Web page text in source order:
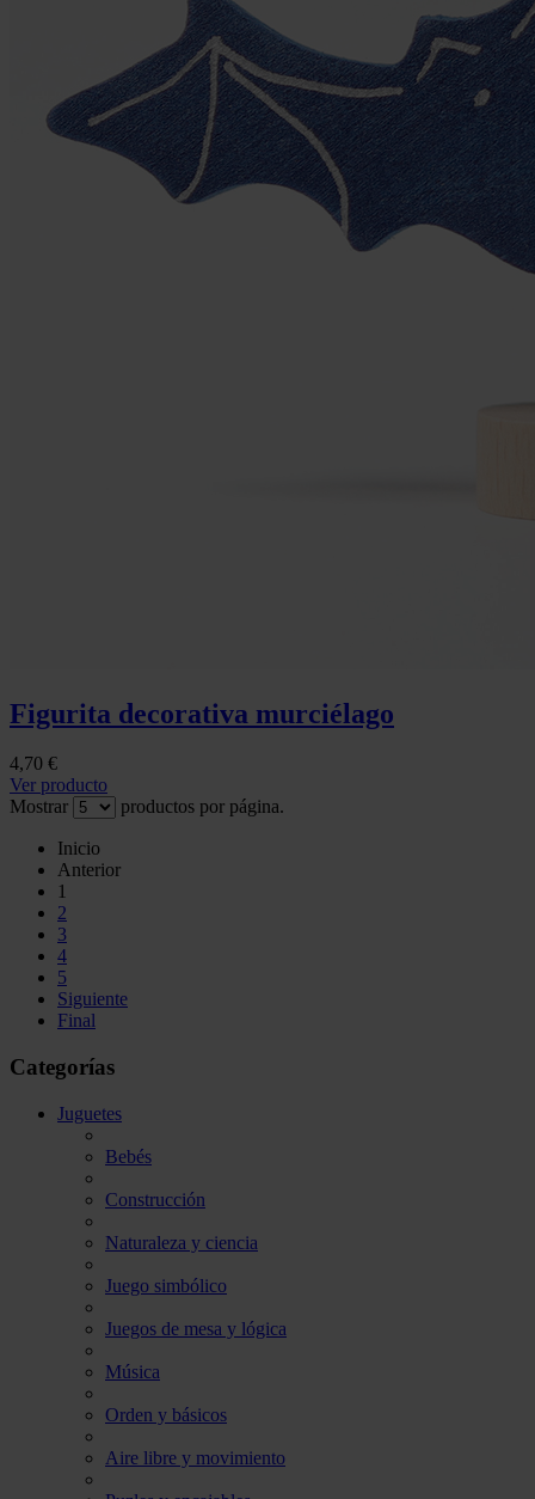
Figurita decorativa murciélago
4,70 €
Ver producto
Mostrar
productos por página.
Inicio
Anterior
1
2
3
4
5
Siguiente
Final
Categorías
Juguetes
Bebés
Construcción
Naturaleza y ciencia
Juego simbólico
Juegos de mesa y lógica
Música
Orden y básicos
Aire libre y movimiento